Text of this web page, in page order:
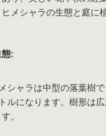
メシャラの生態と庭に
態:
シャラは中型の落葉樹
ルになります。樹形は
。